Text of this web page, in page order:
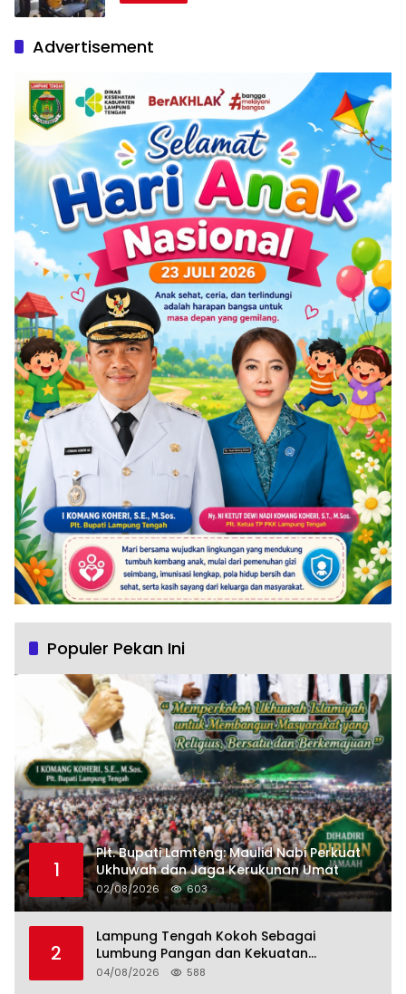
Advertisement
Populer Pekan Ini
1
Plt. Bupati Lamteng: Maulid Nabi Perkuat
Ukhuwah dan Jaga Kerukunan Umat
02/08/2026 603
2
Lampung Tengah Kokoh Sebagai
Lumbung Pangan dan Kekuatan
Perkebunan Lampung, Komang Koheri:
04/08/2026 588